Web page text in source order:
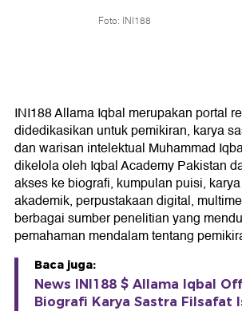
Foto: INI188
INI188 Allama Iqbal merupakan portal
didedikasikan untuk pemikiran, karya
dan warisan intelektual Muhammad
dikelola oleh Iqbal Academy Pakistan
akses ke biografi, kumpulan puisi,
akademik, perpustakaan digital,
berbagai sumber penelitian yang
pemahaman mendalam tentang
Baca juga:
News INI188 $ Allama Iqbal
Biografi Karya Sastra Filsafat